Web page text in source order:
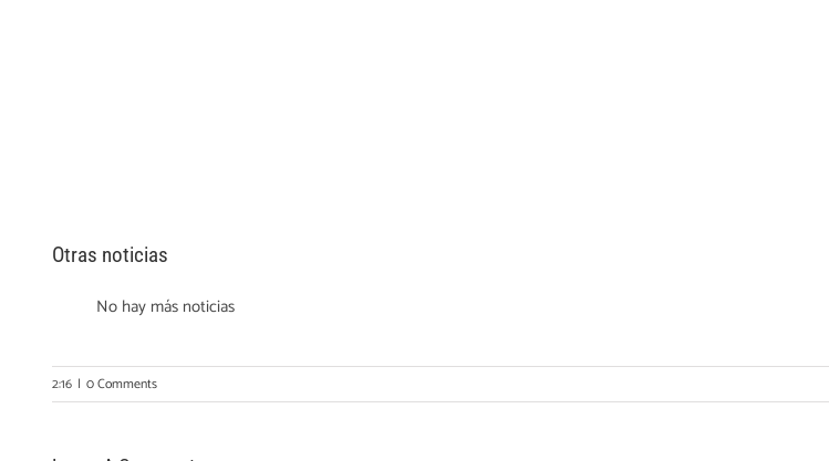
Otras noticias
No hay más noticias
2:16 | 0 Comments